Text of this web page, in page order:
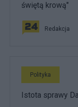
świętą krową"
Redakcja
Polityka
Istota sprawy